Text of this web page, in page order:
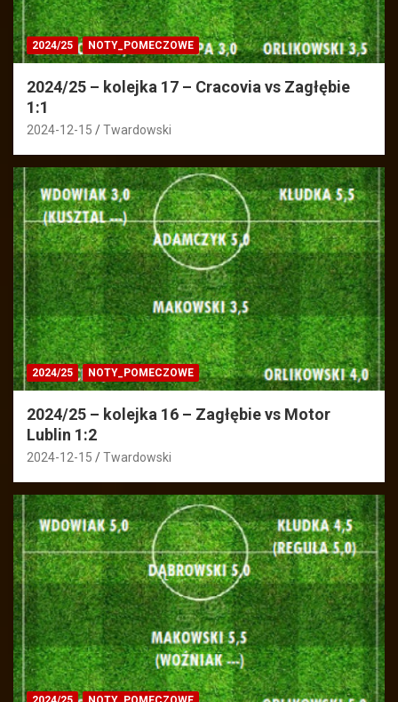
2024/25 NOTY_POMECZOWE
2024/25 – kolejka 17 – Cracovia vs Zagłębie
1:1
2024-12-15 Twardowski
2024/25 NOTY_POMECZOWE
2024/25 – kolejka 16 – Zagłębie vs Motor
Lublin 1:2
2024-12-15 Twardowski